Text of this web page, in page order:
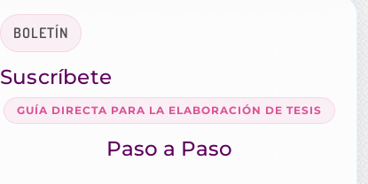
BOLETÍN
Suscríbete
GUÍA DIRECTA PARA LA ELABORACIÓN DE TESIS
Paso a Paso